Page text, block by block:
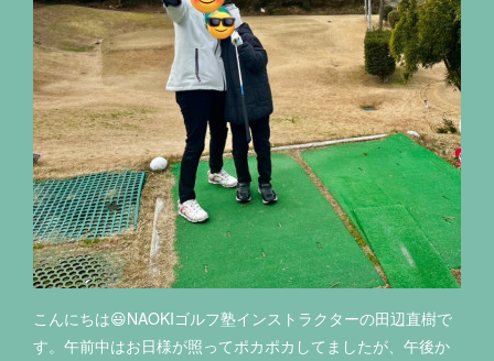
こんにちは😃NAOKIゴルフ塾インストラクターの田辺直樹で
す。午前中はお日様が照ってポカポカしてましたが、午後か